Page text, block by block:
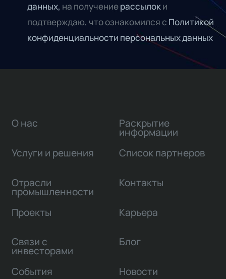
данных, на получениерассылоки
подтверждаю, что ознакомился с Политикой
конфиденциальности персональных данных
О нас
Услуги и решения
Отрасли
промышленности
Проекты
Связи с
инвесторами
Раскрытие
информации
Список партнеров
Контакты
Карьера
Блог
События Новости